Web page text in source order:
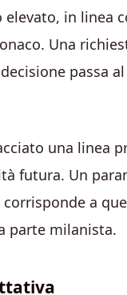
in linea
Una
passa
una linea
futura. Un
a
parte milanista.